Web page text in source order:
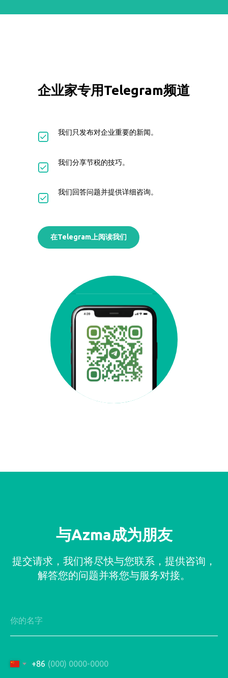
企业家专用Telegram频道
我们只发布对企业重要的新闻。
我们分享节税的技巧。
我们回答问题并提供详细咨询。
在Telegram上阅读我们
与Azma成为朋友
提交请求，我们将尽快与您联系，提供咨询，
解答您的问题并将您与服务对接。
+86